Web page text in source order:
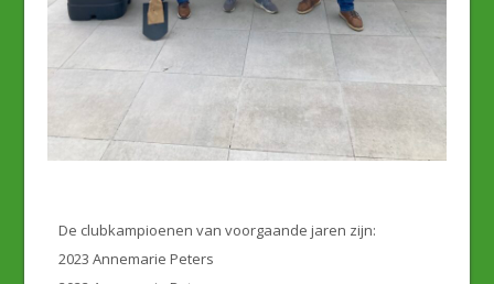
De clubkampioenen van voorgaande jaren zijn:
2023 Annemarie Peters